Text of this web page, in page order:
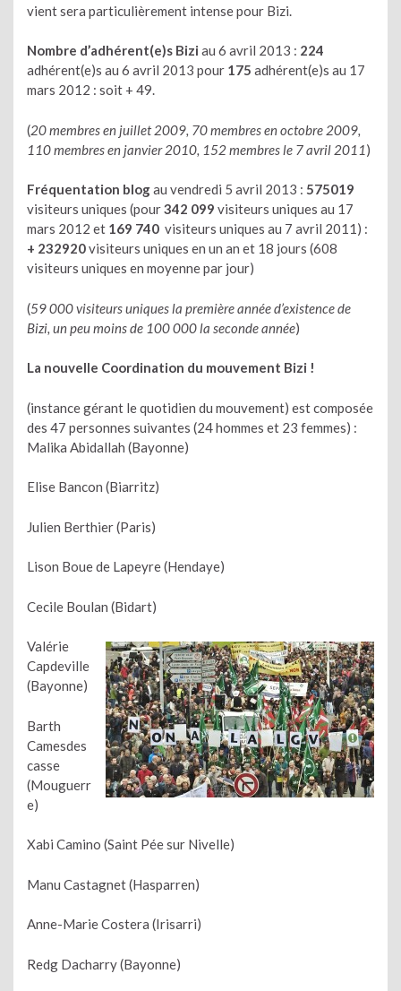
vient sera particulièrement intense pour Bizi.
Nombre d’adhérent(e)s Bizi au 6 avril 2013 : 224
adhérent(e)s au 6 avril 2013 pour 175 adhérent(e)s au 17
mars 2012 : soit + 49.
(20 membres en juillet 2009, 70 membres en octobre 2009,
110 membres en janvier 2010, 152 membres le 7 avril 2011)
Fréquentation blogau vendredi 5 avril 2013 : 575019
visiteurs uniques (pour342 099 visiteurs uniques au 17
mars 2012 et 169 740 visiteurs uniques au 7 avril 2011) :
+ 232920visiteurs uniques en un an et 18 jours (608
visiteurs uniques en moyenne par jour)
(59 000 visiteurs uniques la première année d’existence de
Bizi, un peu moins de 100 000 la seconde année)
La nouvelle Coordination du mouvement Bizi !
(instance gérant le quotidien du mouvement) est composée
des 47 personnes suivantes (24 hommes et 23 femmes) :
Malika Abidallah (Bayonne)
Elise Bancon (Biarritz)
Julien Berthier (Paris)
Lison Boue de Lapeyre (Hendaye)
Cecile Boulan (Bidart)
Valérie
Capdeville
(Bayonne)
Barth
Camesdes
casse
(Mouguerr
e)
Xabi Camino (Saint Pée sur Nivelle)
Manu Castagnet (Hasparren)
Anne-Marie Costera (Irisarri)
Redg Dacharry (Bayonne)